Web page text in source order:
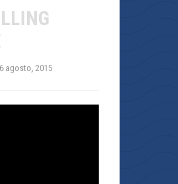
6 agosto, 2015